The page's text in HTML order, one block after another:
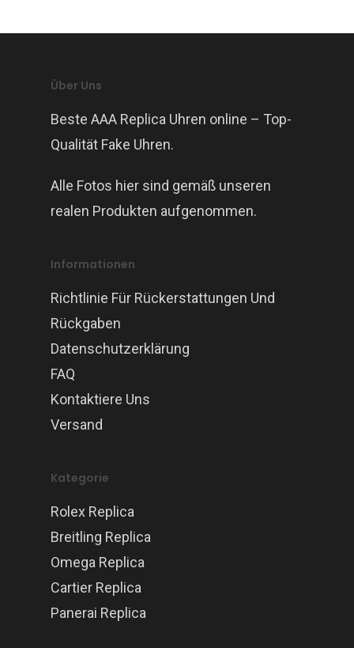
Über Uns
Beste AAA Replica Uhren online – Top-
Qualität Fake Uhren.
Alle Fotos hier sind gemäß unseren
realen Produkten aufgenommen.
Informationen
Richtlinie Für Rückerstattungen Und
Rückgaben
Datenschutzerklärung
FAQ
Kontaktiere Uns
Versand
Kategorie
Rolex Replica
Breitling Replica
Omega Replica
Cartier Replica
Panerai Replica